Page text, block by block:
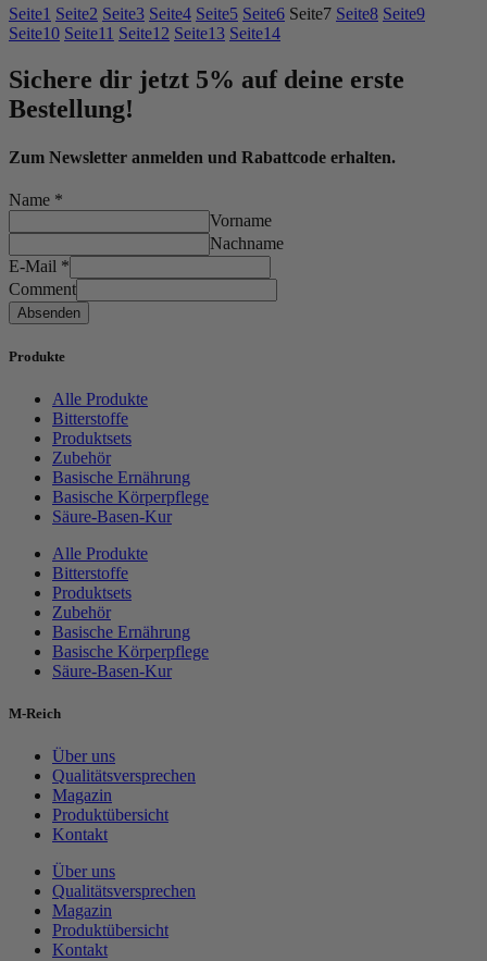
Seite1 Seite2 Seite3 Seite4 Seite5 Seite6 Seite7 Seite8 Seite9
Seite10 Seite11 Seite12 Seite13 Seite14
Sichere dir jetzt 5% auf deine erste
Bestellung!
Zum Newsletter anmelden und Rabattcode erhalten.
Name *
Vorname
Nachname
E-Mail *
Comment
Absenden
Produkte
Alle Produkte
Bitterstoffe
Produktsets
Zubehör
Basische Ernährung
Basische Körperpflege
Säure-Basen-Kur
Alle Produkte
Bitterstoffe
Produktsets
Zubehör
Basische Ernährung
Basische Körperpflege
Säure-Basen-Kur
M-Reich
Über uns
Qualitätsversprechen
Magazin
Produktübersicht
Kontakt
Über uns
Qualitätsversprechen
Magazin
Produktübersicht
Kontakt